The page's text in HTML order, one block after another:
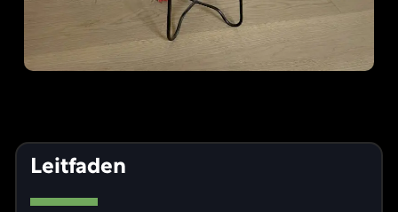
Leitfaden